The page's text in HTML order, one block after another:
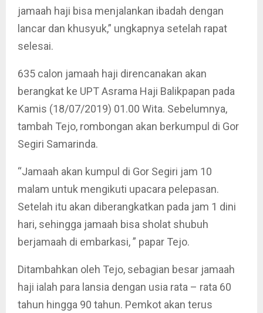
jamaah haji bisa menjalankan ibadah dengan
lancar dan khusyuk,” ungkapnya setelah rapat
selesai.
635 calon jamaah haji direncanakan akan
berangkat ke UPT Asrama Haji Balikpapan pada
Kamis (18/07/2019) 01.00 Wita. Sebelumnya,
tambah Tejo, rombongan akan berkumpul di Gor
Segiri Samarinda.
“Jamaah akan kumpul di Gor Segiri jam 10
malam untuk mengikuti upacara pelepasan.
Setelah itu akan diberangkatkan pada jam 1 dini
hari, sehingga jamaah bisa sholat shubuh
berjamaah di embarkasi, ” papar Tejo.
Ditambahkan oleh Tejo, sebagian besar jamaah
haji ialah para lansia dengan usia rata – rata 60
tahun hingga 90 tahun. Pemkot akan terus